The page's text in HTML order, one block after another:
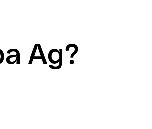
Ag?